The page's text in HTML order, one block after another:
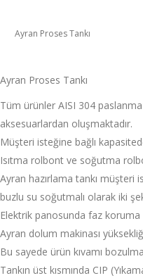
Ayran Proses Tankı
Ayran Proses Tankı
Tüm ürünler AISI 304
aksesuarlardan oluşmaktadır.
Müşteri isteğine bağlı
Isıtma rolbont ve soğutma
Ayran hazırlama tankı
buzlu su soğutmalı olarak iki
Elektrik panosunda faz
Ayran dolum makinası
Bu sayede ürün kıvamı
Tankın üst kısmında CIP